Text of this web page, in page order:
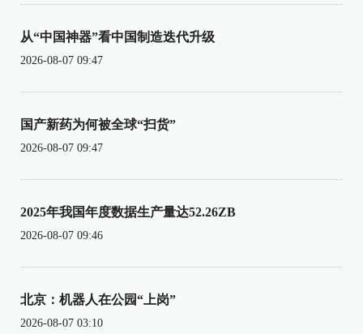
从“中国神器”看中国制造迭代升级
2026-08-07 09:47
国产新药为何被全球“扫货”
2026-08-07 09:47
2025年我国年度数据生产量达52.26ZB
2026-08-07 09:46
北京：机器人在公园“上岗”
2026-08-07 03:10